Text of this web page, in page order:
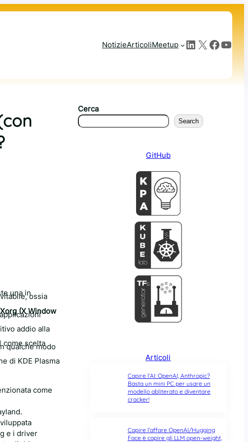
NotizieArticoliMeetup LinkedIn X Facebook YouTube
una inossia
Xorg (X Window
addio alla
come scelta
qualche modo
di KDE Plasma
come
e i driver
Cerca
Search
GitHub
Articoli
Capire l’AI: OpenAI, Anthropic?
Basta un mini PC per usare un
modello abliterato e diventare
cracker!
Capire l’affare OpenAI/Hugging
Face è capire gli LLM open-weight,